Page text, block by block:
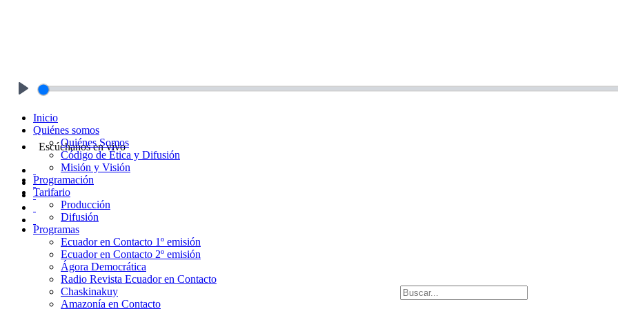
Escúchanos en vivo
Inicio
Quiénes somos
Quiénes Somos
Código de Ética y Difusión
Misión y Visión
Programación
Tarifario
Producción
Difusión
Programas
Ecuador en Contacto 1º emisión
Ecuador en Contacto 2º emisión
Ágora Democrática
Radio Revista Ecuador en Contacto
Chaskinakuy
Amazonía en Contacto